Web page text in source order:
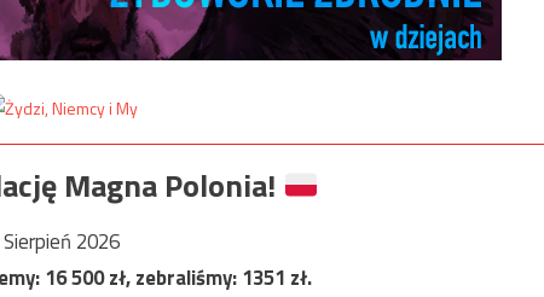
Magna Polonia!
Sierpień 2026
16 500zł, zebraliśmy:1351 zł.